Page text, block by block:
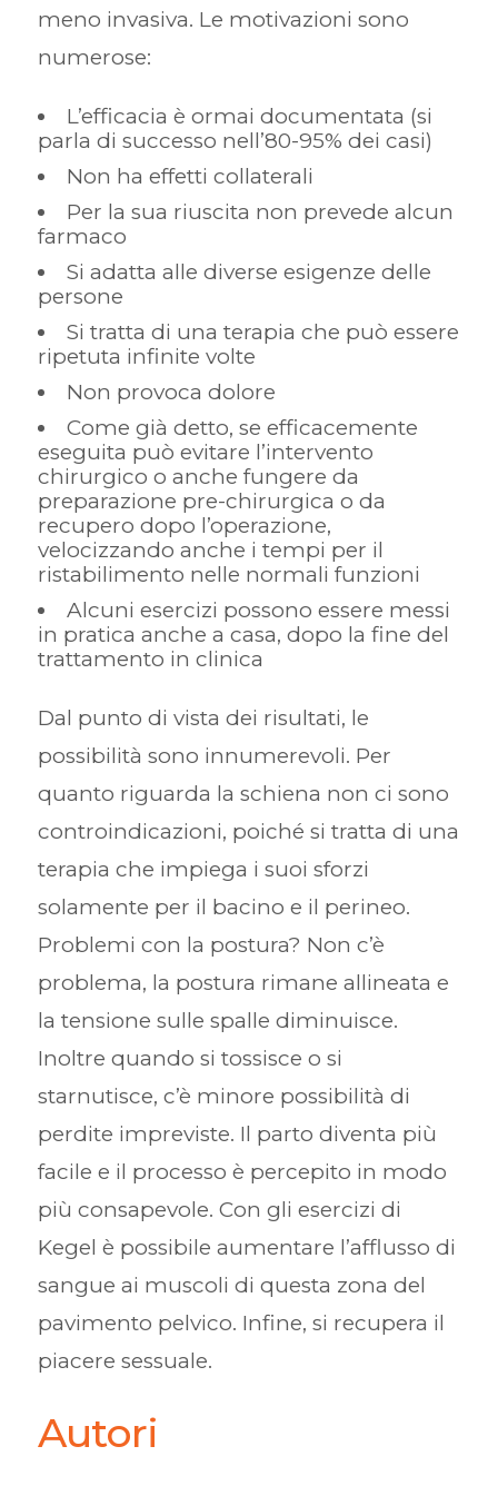
meno invasiva. Le motivazioni sono
numerose:
L’efficacia è ormai documentata (si
parla di successo nell’80-95% dei casi)
Non ha effetti collaterali
Per la sua riuscita non prevede alcun
farmaco
Si adatta alle diverse esigenze delle
persone
Si tratta di una terapia che può essere
ripetuta infinite volte
Non provoca dolore
Come già detto, se efficacemente
eseguita può evitare l’intervento
chirurgico o anche fungere da
preparazione pre-chirurgica o da
recupero dopo l’operazione,
velocizzando anche i tempi per il
ristabilimento nelle normali funzioni
Alcuni esercizi possono essere messi
in pratica anche a casa, dopo la fine del
trattamento in clinica
Dal punto di vista dei risultati, le
possibilità sono innumerevoli. Per
quanto riguarda la schiena non ci sono
controindicazioni, poiché si tratta di una
terapia che impiega i suoi sforzi
solamente per il bacino e il perineo.
Problemi con la postura? Non c’è
problema, la postura rimane allineata e
la tensione sulle spalle diminuisce.
Inoltre quando si tossisce o si
starnutisce, c’è minore possibilità di
perdite impreviste. Il parto diventa più
facile e il processo è percepito in modo
più consapevole. Con gli esercizi di
Kegel è possibile aumentare l’afflusso di
sangue ai muscoli di questa zona del
pavimento pelvico. Infine, si recupera il
piacere sessuale.
Autori